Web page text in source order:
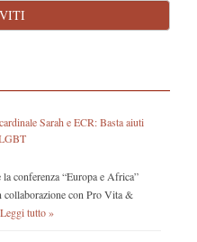
Sarah e ECR: Basta aiuti
conferenza “Europa e Africa”
collaborazione con Pro Vita &
Leggi tutto »